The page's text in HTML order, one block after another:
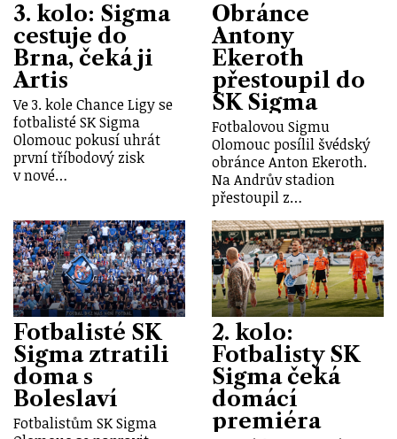
3. kolo: Sigma
cestuje do
Brna, čeká ji
Artis
Ve 3. kole Chance Ligy se
fotbalisté SK Sigma
Olomouc pokusí uhrát
první tříbodový zisk
v nové…
Obránce
Antony
Ekeroth
přestoupil do
SK Sigma
Fotbalovou Sigmu
Olomouc posílil švédský
obránce Anton Ekeroth.
Na Andrův stadion
přestoupil z…
Fotbalisté SK
Sigma ztratili
doma s
Boleslaví
Fotbalistům SK Sigma
2. kolo:
Fotbalisty SK
Sigma čeká
domácí
premiéra